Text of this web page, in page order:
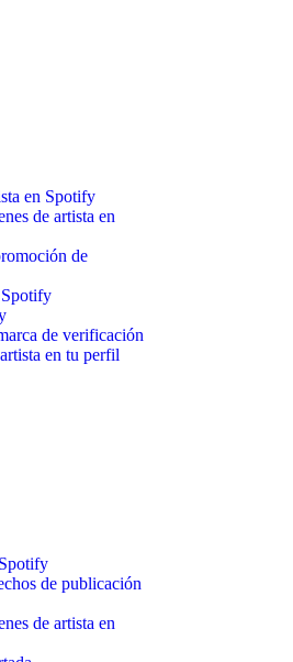
en Spotify
de artista en
de
de verificación
en tu perfil
de publicación
de artista en